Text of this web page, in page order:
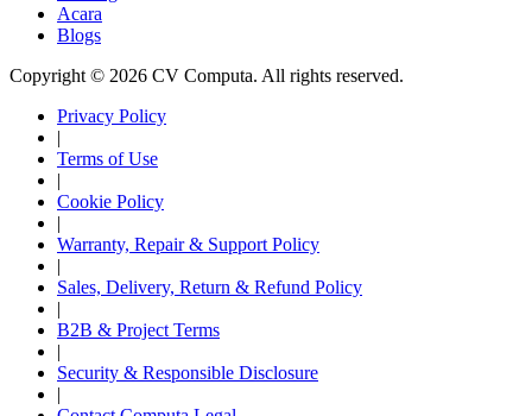
Acara
Blogs
Copyright © 2026 CV Computa. All rights reserved.
Privacy Policy
|
Terms of Use
|
Cookie Policy
|
Warranty, Repair & Support Policy
|
Sales, Delivery, Return & Refund Policy
|
B2B & Project Terms
|
Security & Responsible Disclosure
|